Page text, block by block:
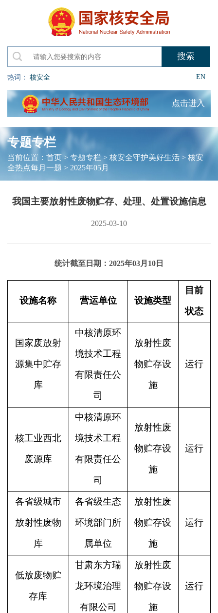
热词： 核安全 EN
点击进入
专题专栏
当前位置： 首页> 专题专栏> 核安全守护美好生活> 核安
全热点每月一题 > 2025年05月
我国主要放射性废物贮存、处理、处置设施信息
2025-03-10
统计截至日期：2025年03月10日
设施名称 营运单位 设施类型
目前
状态
国家废放射
源集中贮存
库
中核清原环
境技术工程
有限责任公
司
放射性废
物贮存设
施
运行
核工业西北
废源库
中核清原环
境技术工程
有限责任公
司
放射性废
物贮存设
施
运行
各省级城市
放射性废物
库
各省级生态
环境部门所
属单位
放射性废
物贮存设
施
运行
低放废物贮
存库
甘肃东方瑞
龙环境治理
有限公司
放射性废
物贮存设
施
运行